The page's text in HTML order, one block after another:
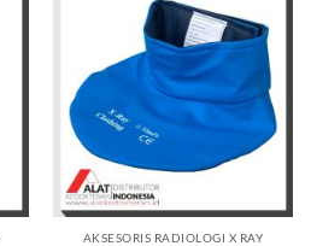
AKSESORIS RADIOLOGI X RAY